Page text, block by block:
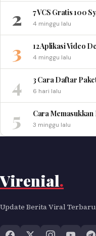
2 7 VCS Gratis 100
4 minggu lalu
3 12 Aplikasi Video
4 minggu lalu
4 3 Cara Daftar
6 hari lalu
5 Cara
3 minggu lalu
Virenial.
Update Berita Viral Terbaru